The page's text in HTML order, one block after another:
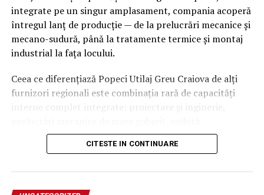
păstrezi alimentele în recipiente închise ermetic;
nu lași hrană pentru animale peste noapte;
cureți imediat resturile alimentare;
igienizezi regulat bucătăria;
cureți spațiile din spatele electrocasnicelor;
Aceste măsuri simple reduc considerabil atractivitatea
spațiului pentru rozătoare.
Controlează permanent sursele de apă
integrate pe un singur amplasament, compania acoperă
întregul lanț de producție — de la prelucrări mecanice și
mecano-sudură, până la tratamente termice și montaj
industrial la fața locului.
Ceea ce diferențiază Popeci Utilaj Greu Craiova de alți
furnizori regionali este combinația rară de capacități
interne complet integrate: proiectare și inginerie,
specializată, tratamente termice proprii, laboratoare de
testare și un parc industrial dedicat producției unicat.
control strict al calității pe fiecare etapă a fluxului de
CITESTE IN CONTINUARE